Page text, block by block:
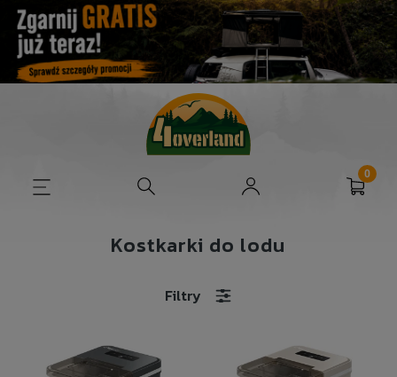
Kostkarki do lodu
Filtry